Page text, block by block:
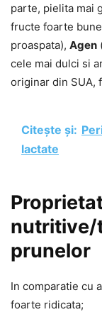
parte, pielita mai
fructe foarte
proaspata), Agen
cele mai dulci si
originar din SUA,
Citește și:
lactate
nutritive/
prunelor
In comparatie cu
foarte ridicata;